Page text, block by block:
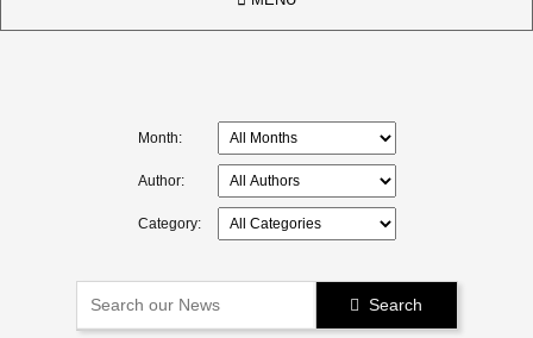
Month:
Author:
Category:
 Search